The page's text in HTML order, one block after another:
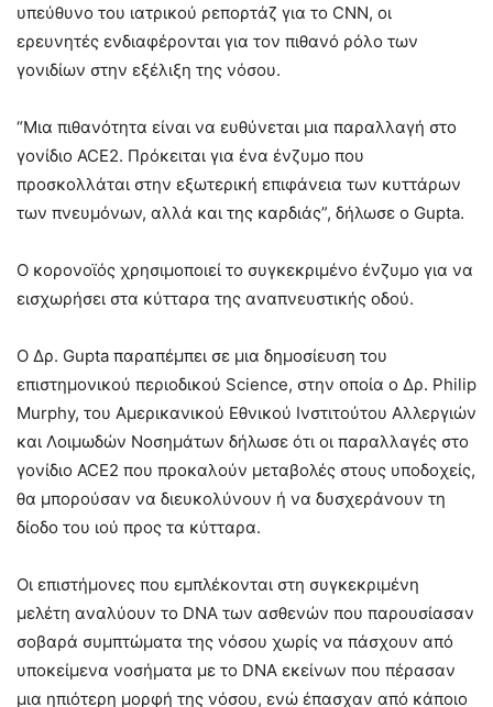
υπεύθυνο του ιατρικού ρεπορτάζ για το CNN, οι
ερευνητές ενδιαφέρονται για τον πιθανό ρόλο των
γονιδίων στην εξέλιξη της νόσου.
“Μια πιθανότητα είναι να ευθύνεται μια παραλλαγή στο
γονίδιο ACE2. Πρόκειται για ένα ένζυμο που
προσκολλάται στην εξωτερική επιφάνεια των κυττάρων
των πνευμόνων, αλλά και της καρδιάς”, δήλωσε ο Gupta.
Ο κορονοϊός χρησιμοποιεί το συγκεκριμένο ένζυμο για να
εισχωρήσει στα κύτταρα της αναπνευστικής οδού.
Ο Δρ. Gupta παραπέμπει σε μια δημοσίευση του
επιστημονικού περιοδικού Science, στην οποία ο Δρ. Philip
Murphy, του Αμερικανικού Εθνικού Ινστιτούτου Αλλεργιών
και Λοιμωδών Νοσημάτων δήλωσε ότι οι παραλλαγές στο
γονίδιο ACE2 που προκαλούν μεταβολές στους υποδοχείς,
θα μπορούσαν να διευκολύνουν ή να δυσχεράνουν τη
δίοδο του ιού προς τα κύτταρα.
Οι επιστήμονες που εμπλέκονται στη συγκεκριμένη
μελέτη αναλύουν το DNA των ασθενών που παρουσίασαν
σοβαρά συμπτώματα της νόσου χωρίς να πάσχουν από
υποκείμενα νοσήματα με το DNA εκείνων που πέρασαν
μια ηπιότερη μορφή της νόσου, ενώ έπασχαν από κάποιο